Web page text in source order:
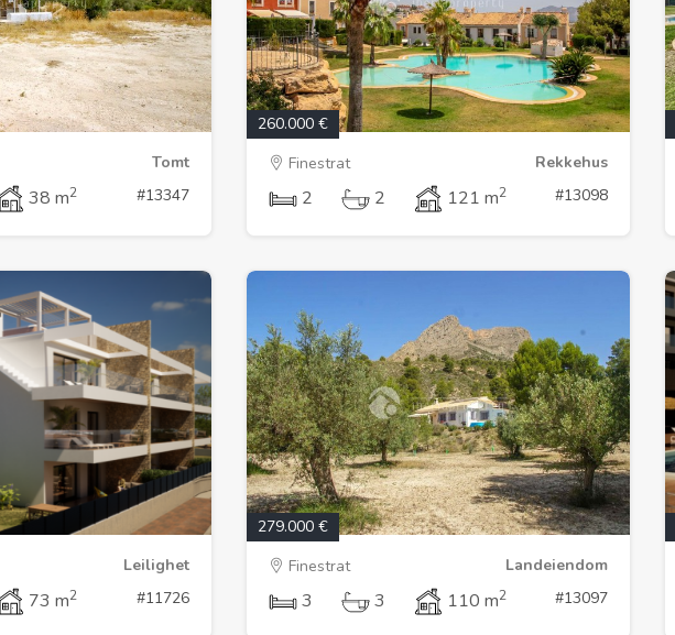
Tomt
38 m2 #13347
260.000 €
Finestrat
Rekkehus
2 2 121 m2 #13098
Leilighet
73 m2 #11726
279.000 €
Finestrat
Landeiendom
3 3 110 m2 #13097